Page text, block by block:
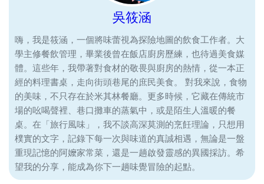
吳筱涵
嗨，我是筱涵，一個將味蕾視為探險地圖的飲食工作者。大
學主修餐飲管理，畢業後曾在飯店廚房歷練，也待過美食媒
體。這些年，我帶著對食材的敬畏與廚房的熱情，從一本正
經的料理書桌，走向街頭巷尾的庶民美食。 對我來說，食物
的美味，不只存在於米其林餐廳。更多時候，它藏在傳統市
場的吆喝聲裡、巷口攤車的蒸氣中，或是陌生人溫暖的餐
桌。在「旅行風味」，我不談高深莫測的烹飪理論，只想用
樸實的文字，記錄下每一次與味道的真誠相遇，無論是一盤
重現記憶的阿嬤家常菜，還是一趟啟發靈感的異國採訪。希
望我的分享，能成為你下一趟味覺冒險的起點。